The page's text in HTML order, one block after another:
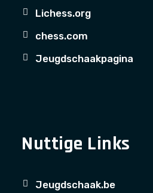
Lichess.org
chess.com
Jeugdschaakpagina
Nuttige Links
Jeugdschaak.be